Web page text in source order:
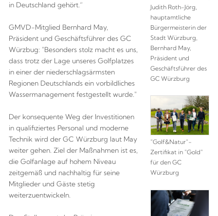
in Deutschland gehört.“
GMVD-Mitglied Bernhard May,
Präsident und Geschäftsführer des GC
Würzbug: "Besonders stolz macht es uns,
dass trotz der Lage unseres Golfplatzes
in einer der niederschlagsärmsten
Regionen Deutschlands ein vorbildliches
Wassermanagement festgestellt wurde."
Der konsequente Weg der Investitionen
in qualifiziertes Personal und moderne
Technik wird der GC Würzburg laut May
weiter gehen. Ziel der Maßnahmen ist es,
die Golfanlage auf hohem Niveau
zeitgemäß und nachhaltig für seine
Mitglieder und Gäste stetig
weiterzuentwickeln.
Judith Roth-Jörg,
hauptamtliche
Bürgermeisterin der
Stadt Würzburg,
Bernhard May,
Präsident und
Geschäftsführer des
GC Würzburg
"Golf&Natur"-
Zertifikat in "Gold"
für den GC
Würzburg